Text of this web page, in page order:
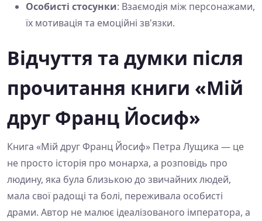
Особисті стосунки: Взаємодія між персонажами,
їх мотивація та емоційні зв'язки.
Відчуття та думки після
прочитання книги «Мій
друг Франц Йосиф»
Книга «Мій друг Франц Йосиф» Петра Лущика — це
не просто історія про монарха, а розповідь про
людину, яка була близькою до звичайних людей,
мала свої радощі та болі, переживала особисті
драми. Автор не малює ідеалізованого імператора, а